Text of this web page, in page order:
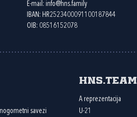
E-mail: info@hns.family
IBAN: HR2523400091100187844
OIB: 08516152078
savezi
HNS.team
A reprezentacija
U-21